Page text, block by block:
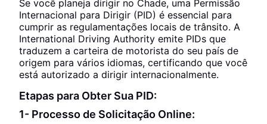
Se você planeja dirigir no Chade, uma Permissão
Internacional para Dirigir (PID) é essencial para
cumprir as regulamentações locais de trânsito. A
International Driving Authority emite PIDs que
traduzem a carteira de motorista do seu país de
origem para vários idiomas, certificando que você
está autorizado a dirigir internacionalmente.
Etapas para Obter Sua PID:
1- Processo de Solicitação Online: